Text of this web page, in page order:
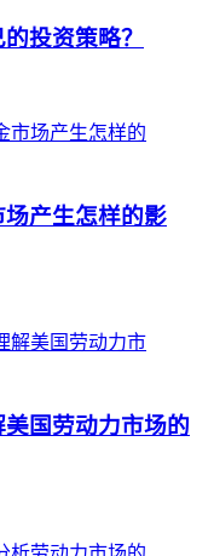
投资策略？
产生怎样的影
国劳动力市场的